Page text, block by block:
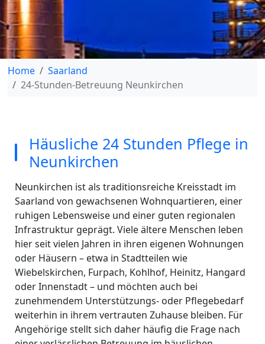
Home
Saarland
24-Stunden-Betreuung Neunkirchen
Häusliche 24 Stunden Pflege in
Neunkirchen
Neunkirchen ist als traditionsreiche Kreisstadt im
Saarland von gewachsenen Wohnquartieren, einer
ruhigen Lebensweise und einer guten regionalen
Infrastruktur geprägt. Viele ältere Menschen leben
hier seit vielen Jahren in ihren eigenen Wohnungen
oder Häusern – etwa in Stadtteilen wie
Wiebelskirchen, Furpach, Kohlhof, Heinitz, Hangard
oder Innenstadt – und möchten auch bei
zunehmendem Unterstützungs- oder Pflegebedarf
weiterhin in ihrem vertrauten Zuhause bleiben. Für
Angehörige stellt sich daher häufig die Frage nach